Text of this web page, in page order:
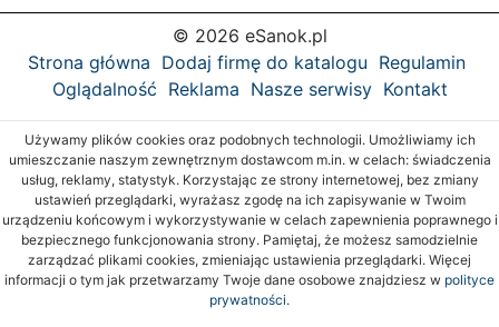
© 2026 eSanok.pl
Strona główna Dodaj firmę do katalogu Regulamin
Oglądalność Reklama Nasze serwisy Kontakt
Używamy plików cookies oraz podobnych technologii. Umożliwiamy ich
umieszczanie naszym zewnętrznym dostawcom m.in. w celach: świadczenia
usług, reklamy, statystyk. Korzystając ze strony internetowej, bez zmiany
ustawień przeglądarki, wyrażasz zgodę na ich zapisywanie w Twoim
urządzeniu końcowym i wykorzystywanie w celach zapewnienia poprawnego i
bezpiecznego funkcjonowania strony. Pamiętaj, że możesz samodzielnie
zarządzać plikami cookies, zmieniając ustawienia przeglądarki. Więcej
informacji o tym jak przetwarzamy Twoje dane osobowe znajdziesz w polityce
prywatności.